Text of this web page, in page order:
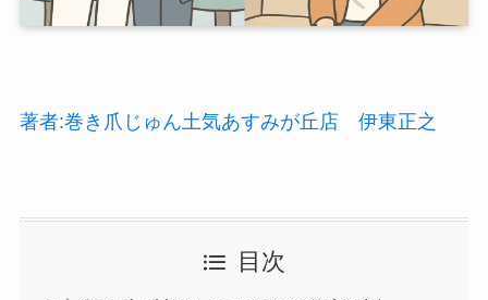
著者:巻き爪じゅん土気あすみが丘店 伊東正之
目次